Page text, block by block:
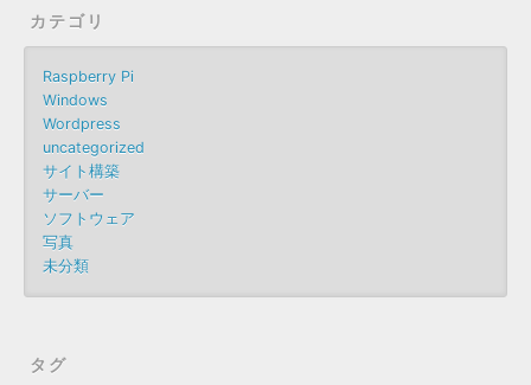
カテゴリ
Raspberry Pi
Windows
Wordpress
uncategorized
サイト構築
サーバー
ソフトウェア
写真
未分類
タグ